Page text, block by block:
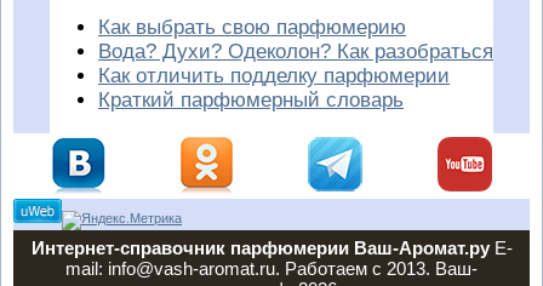
Как выбрать свою парфюмерию
Вода? Духи? Одеколон? Как разобраться
Как отличить подделку парфюмерии
Краткий парфюмерный словарь
Интернет-справочник парфюмерии Ваш-Аромат.руE-
mail: info@vash-aromat.ru. Работаем с 2013. Ваш-